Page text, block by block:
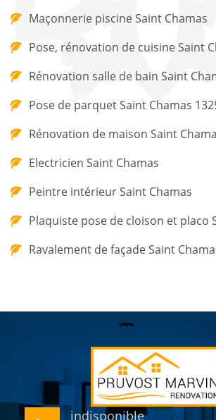
Maçonnerie piscine Saint Chamas
Pose, rénovation de cuisine Saint
Rénovation salle de bain Saint
Pose de parquet Saint Chamas
Rénovation de maison Saint
Electricien Saint Chamas
Peintre intérieur Saint Chamas
Plaquiste pose de cloison et placo
Ravalement de façade Saint
indisponible